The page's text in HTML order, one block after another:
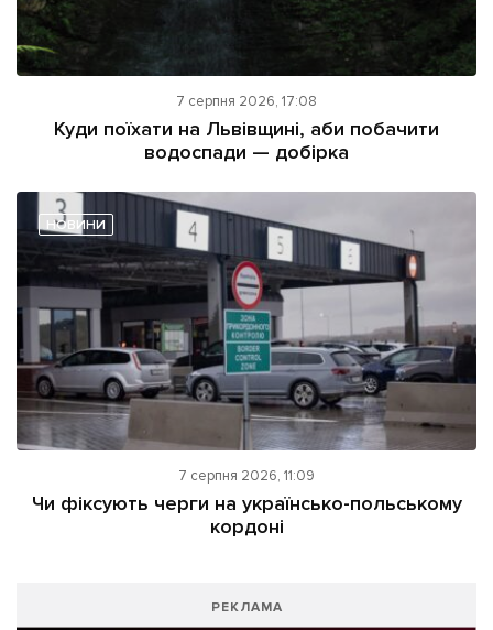
7 серпня 2026, 17:08
Куди поїхати на Львівщині, аби побачити
водоспади — добірка
НОВИНИ
7 серпня 2026, 11:09
Чи фіксують черги на українсько-польському
кордоні
РЕКЛАМА